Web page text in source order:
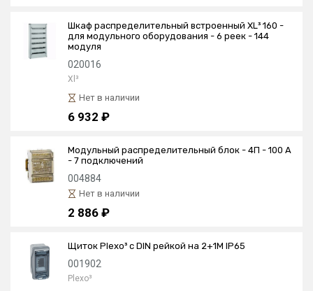
Шкаф распределительный встроенный XL³ 160 -
для модульного оборудования - 6 реек - 144
модуля
020016
Xl³
Нет в наличии
6 932 ₽
Модульный распределительный блок - 4П - 100 A
- 7 подключений
004884
Нет в наличии
2 886 ₽
Щиток Plexo³ с DIN рейкой на 2+1M IP65
001902
Plexo³